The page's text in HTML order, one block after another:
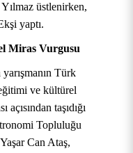
üstlenirken,
yaptı.
Miras Vurgusu
yarışmanın Türk
ve kültürel
taşıdığı
Topluluğu
Can Ataş,